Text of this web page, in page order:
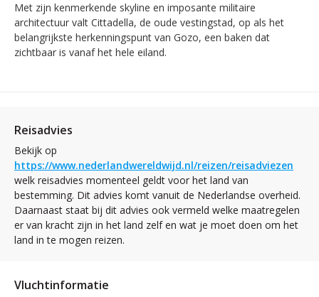
Met zijn kenmerkende skyline en imposante militaire
architectuur valt Cittadella, de oude vestingstad, op als het
belangrijkste herkenningspunt van Gozo, een baken dat
zichtbaar is vanaf het hele eiland.
Reisadvies
Bekijk op
https://www.nederlandwereldwijd.nl/reizen/reisadviezen
welk reisadvies momenteel geldt voor het land van
bestemming. Dit advies komt vanuit de Nederlandse overheid.
Daarnaast staat bij dit advies ook vermeld welke maatregelen
er van kracht zijn in het land zelf en wat je moet doen om het
land in te mogen reizen.
Vluchtinformatie